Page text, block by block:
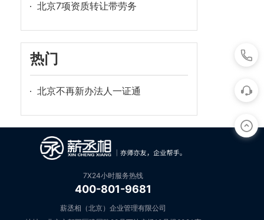
北京7项资质转让带劳务
热门
北京不再新办法人一证通
7X24小时服务热线
400-801-9681
薪丞相（北京）企业管理有限公司